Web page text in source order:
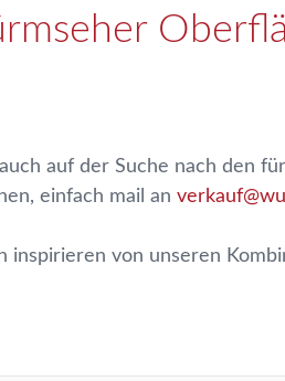
auf der Suche nach den
einfach mail an
inspirieren von unseren